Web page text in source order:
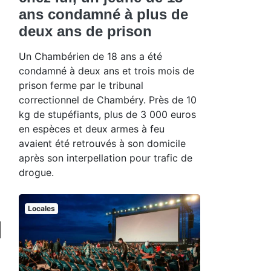
ans condamné à plus de
deux ans de prison
Un Chambérien de 18 ans a été
condamné à deux ans et trois mois de
prison ferme par le tribunal
correctionnel de Chambéry. Près de 10
kg de stupéfiants, plus de 3 000 euros
en espèces et deux armes à feu
avaient été retrouvés à son domicile
après son interpellation pour trafic de
drogue.
Locales